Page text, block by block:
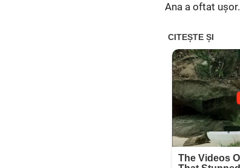
Ana a oftat ușor.